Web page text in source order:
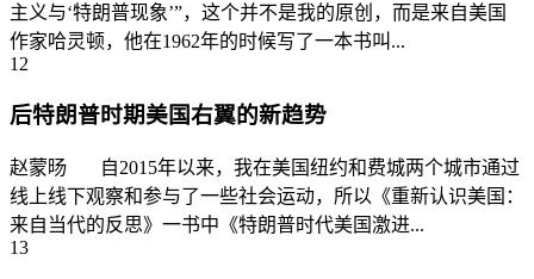
主义与‘特朗普现象’”，这个并不是我的原创，而是来自美国
作家哈灵顿，他在1962年的时候写了一本书叫...
12
后特朗普时期美国右翼的新趋势
赵蒙旸 自2015年以来，我在美国纽约和费城两个城市通过
线上线下观察和参与了一些社会运动，所以《重新认识美国：
来自当代的反思》一书中《特朗普时代美国激进...
13